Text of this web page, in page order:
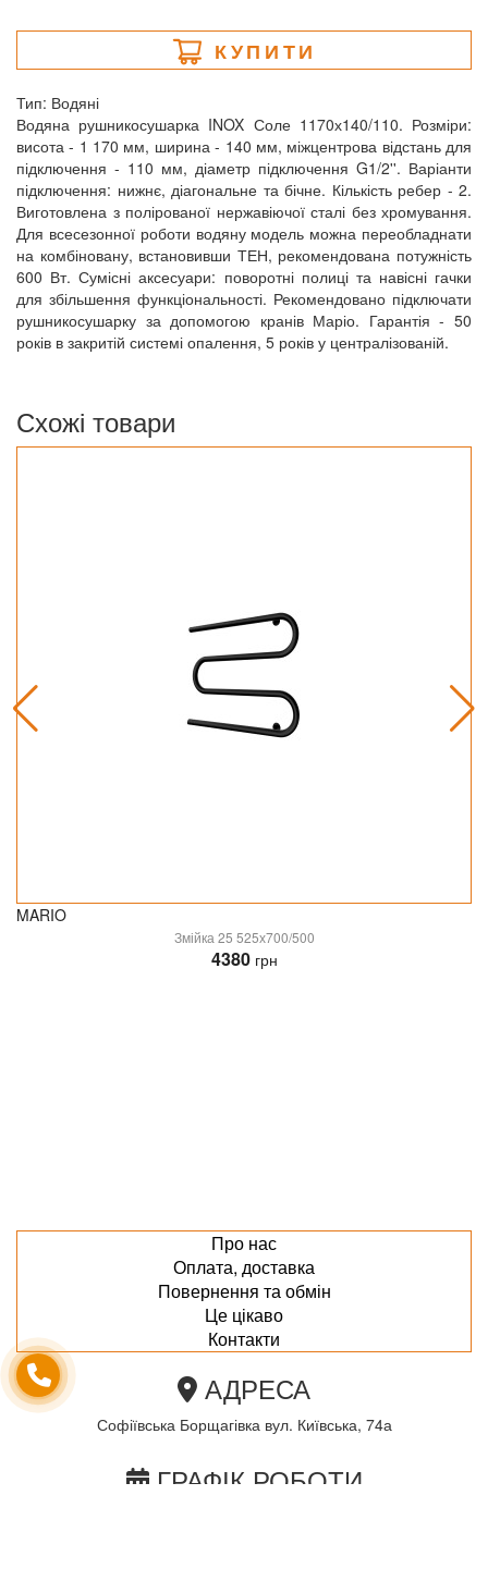
КУПИТИ
Тип: Водяні
Водяна рушникосушарка INOX Соле 1170х140/110. Розміри:
висота - 1 170 мм, ширина - 140 мм, міжцентрова відстань для
підключення - 110 мм, діаметр підключення G1/2''. Варіанти
підключення: нижнє, діагональне та бічне. Кількість ребер - 2.
Виготовлена з полірованої нержавіючої сталі без хромування.
Для всесезонної роботи водяну модель можна переобладнати
на комбіновану, встановивши ТЕН, рекомендована потужність
600 Вт. Сумісні аксесуари: поворотні полиці та навісні гачки
для збільшення функціональності. Рекомендовано підключати
рушникосушарку за допомогою кранів Маріо. Гарантія - 50
років в закритій системі опалення, 5 років у централізованій.
Схожі товари
MARIO
Змійка 25 525х700/500
4380грн
Про нас
Оплата, доставка
Повернення та обмін
Це цікаво
Контакти
АДРЕСА
Софіївська Борщагівка вул. Київська, 74а
ГРАФІК РОБОТИ